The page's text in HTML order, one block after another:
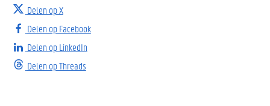
Delen op X
Delen op Facebook
Delen op LinkedIn
Delen op Threads